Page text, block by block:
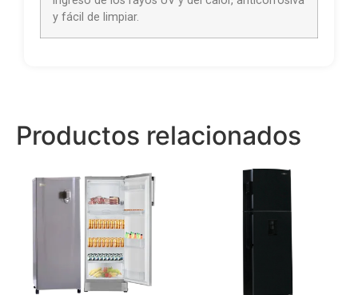
y fácil de limpiar.
Productos relacionados